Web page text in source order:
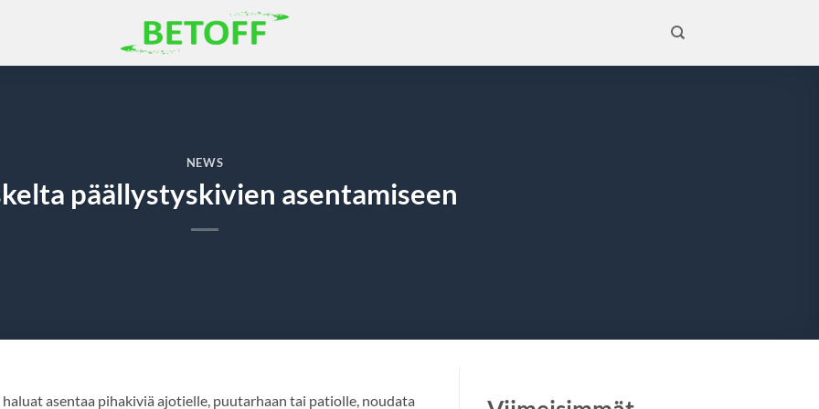
NEWS
päällystyskivien asentamiseen
asentaa pihakiviä ajotielle, puutarhaan tai patiolle, noudata